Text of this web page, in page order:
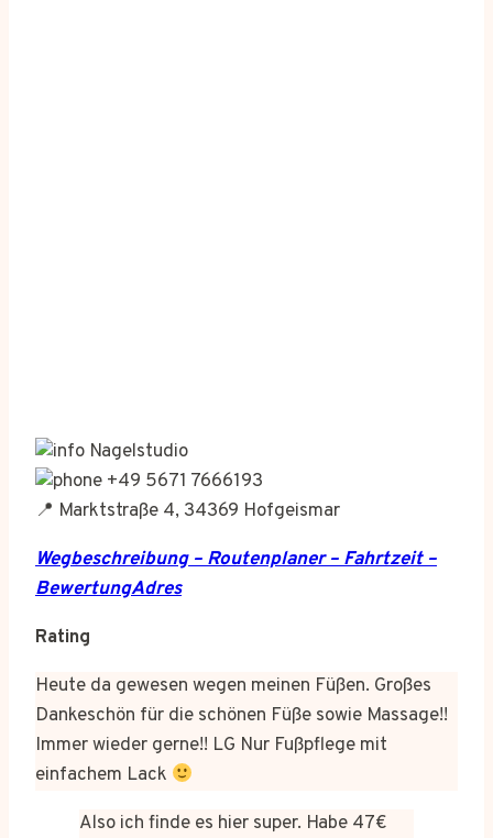
Nagelstudio
+49 5671 7666193
📍 Marktstraße 4, 34369 Hofgeismar
Wegbeschreibung – Routenplaner – Fahrtzeit –
BewertungAdres
Rating
Heute da gewesen wegen meinen Füßen. Großes
Dankeschön für die schönen Füße sowie Massage!!
Immer wieder gerne!! LG Nur Fußpflege mit
einfachem Lack
Also ich finde es hier super. Habe 47€